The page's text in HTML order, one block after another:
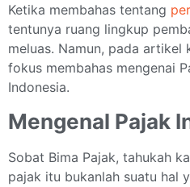
Ketika membahas tentang
tentunya ruang lingkup
meluas. Namun, pada artikel
fokus membahas mengenai
Indonesia.
Mengenal Pajak
Sobat Bima Pajak, tahukah
pajak itu bukanlah suatu hal